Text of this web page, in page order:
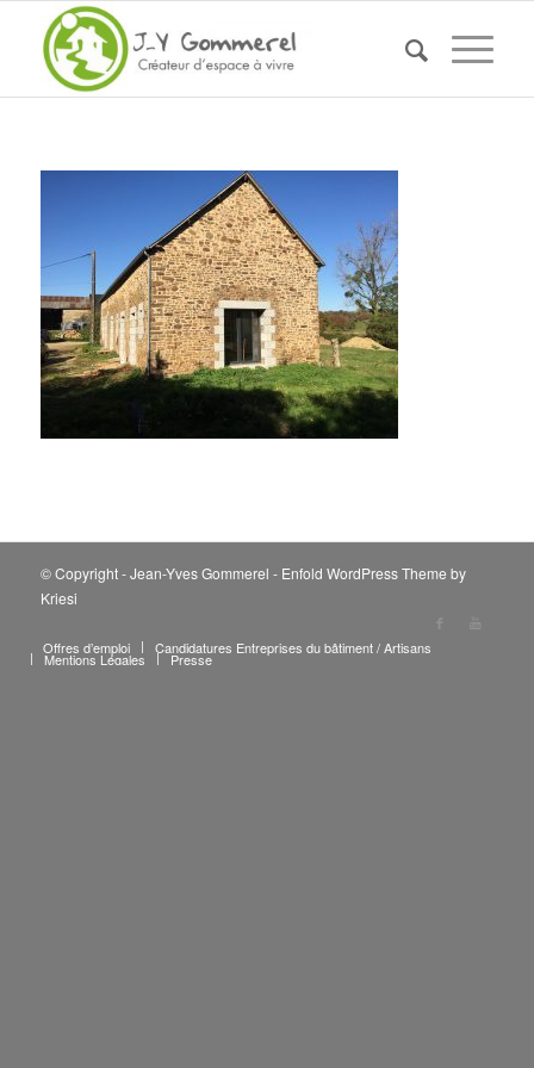
© Copyright - Jean-Yves Gommerel - Enfold WordPress Theme by
Kriesi
Offres d’emploi Candidatures Entreprises du bâtiment / Artisans
Mentions Légales Presse